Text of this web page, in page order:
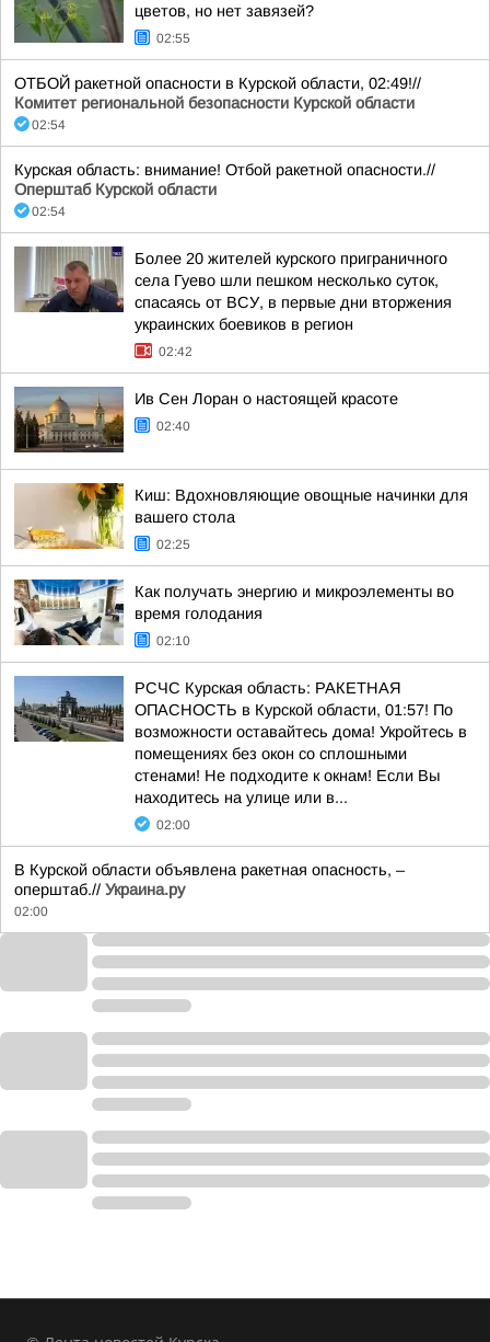
цветов, но нет завязей?
02:55
ОТБОЙ ракетной опасности в Курской области, 02:49!//
Комитет региональной безопасности Курской области
02:54
Курская область: внимание! Отбой ракетной опасности.//
Оперштаб Курской области
02:54
Более 20 жителей курского приграничного
села Гуево шли пешком несколько суток,
спасаясь от ВСУ, в первые дни вторжения
украинских боевиков в регион
02:42
Ив Сен Лоран о настоящей красоте
02:40
Киш: Вдохновляющие овощные начинки для
вашего стола
02:25
Как получать энергию и микроэлементы во
время голодания
02:10
РСЧС Курская область: РАКЕТНАЯ
ОПАСНОСТЬ в Курской области, 01:57! По
возможности оставайтесь дома! Укройтесь в
помещениях без окон со сплошными
стенами! Не подходите к окнам! Если Вы
находитесь на улице или в...
02:00
В Курской области объявлена ракетная опасность, –
оперштаб.// Украина.ру
02:00